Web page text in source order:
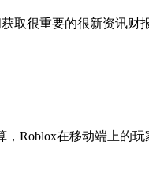
很重要的很新资讯财
Roblox在移动端上的